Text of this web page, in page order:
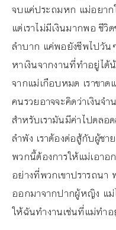
จบแค่ประถมหก แม่อยา
แต่เราไม่มีเงินมากพอ ชีวิ
ลำบาก แค่พอยังชีพไปวั
หาเงินจากงานที่ทำอยู่ได้
จากแม่เกือบหมด เราขาด
คนรวยอาจจะคิดว่าเงินจ
สำหรับเรามันมีค่าไปตลอ
ลำพัง เราต้องต่อสู้กับผู้ช
พวกนี้ต้องการให้แม่เอาอ
อย่างที่พวกเขาปรารถนา
ออกมาจากปากผู้หญิง แ
ให้ฉันทำงานเช่นที่แม่ทำ